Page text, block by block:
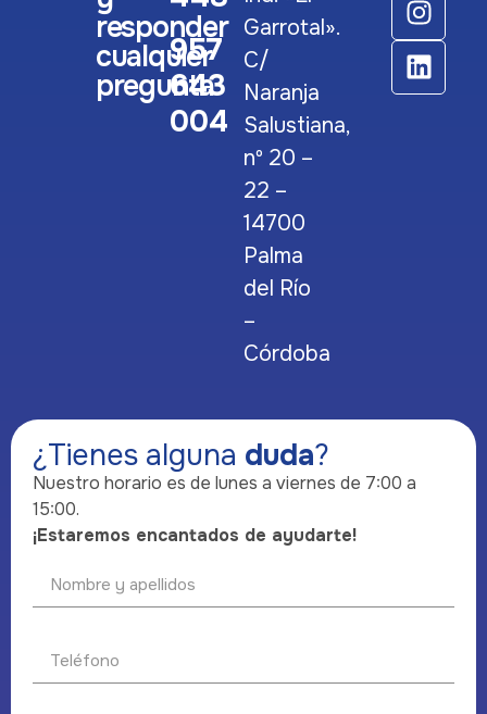
responder
cualquier
pregunta
957
643
004
Garrotal».
C/
Naranja
Salustiana,
nº 20 –
22 –
14700
Palma
del Río
–
Córdoba
¿Tienes alguna duda?
Nuestro horario es de lunes a viernes de 7:00 a
15:00.
¡Estaremos encantados de ayudarte!